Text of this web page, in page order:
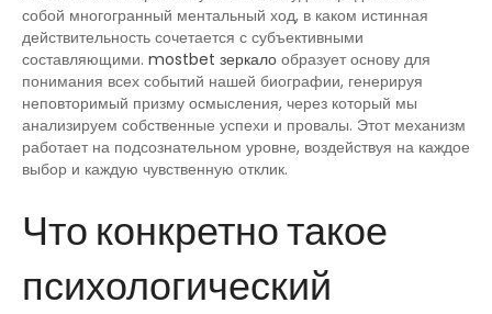
собой многогранный ментальный ход, в каком истинная
действительность сочетается с субъективными
составляющими. mostbet зеркало образует основу для
понимания всех событий нашей биографии, генерируя
неповторимый призму осмысления, через который мы
анализируем собственные успехи и провалы. Этот механизм
работает на подсознательном уровне, воздействуя на каждое
выбор и каждую чувственную отклик.
Что конкретно такое
психологический